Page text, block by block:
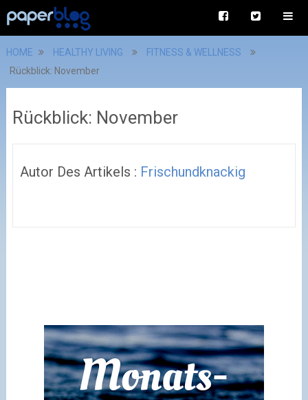
HOME HEALTHY LIVING
FITNESS & WELLNESS
Rückblick: November
Rückblick: November
Autor Des Artikels : Frischundknackig